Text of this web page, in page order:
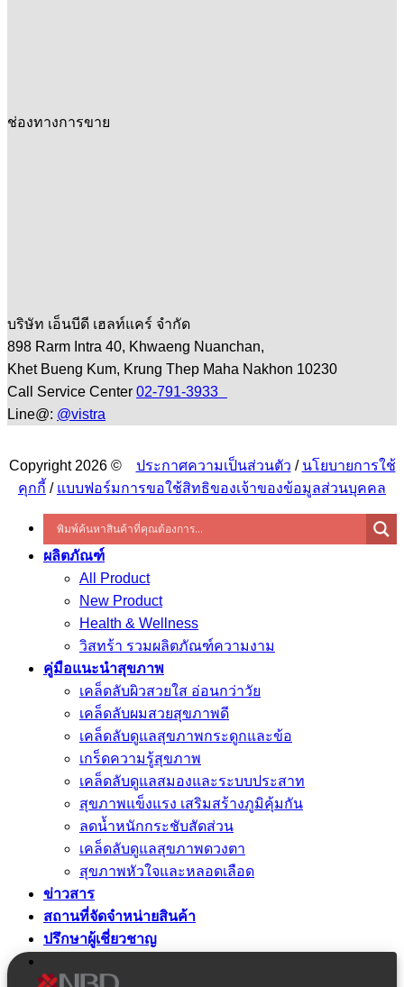
ช่องทางการขาย
บริษัท เอ็นบีดี เฮลท์แคร์ จำกัด
898 Rarm Intra 40, Khwaeng Nuanchan,
Khet Bueng Kum, Krung Thep Maha Nakhon 10230
Call Service Center 02-791-3933
Line@: @vistra
Copyright 2026 © ประกาศความเป็นส่วนตัว / นโยบายการใช้
คุกกี้ / แบบฟอร์มการขอใช้สิทธิของเจ้าของข้อมูลส่วนบุคคล
ผลิตภัณฑ์
All Product
New Product
Health & Wellness
วิสทร้า รวมผลิตภัณฑ์ความงาม
คู่มือแนะนำสุขภาพ
เคล็ดลับผิวสวยใส อ่อนกว่าวัย
เคล็ดลับผมสวยสุขภาพดี
เคล็ดลับดูแลสุขภาพกระดูกและข้อ
เกร็ดความรู้สุขภาพ
เคล็ดลับดูแลสมองและระบบประสาท
สุขภาพแข็งแรง เสริมสร้างภูมิคุ้มกัน
ลดน้ำหนักกระชับสัดส่วน
เคล็ดลับดูแลสุขภาพดวงตา
สุขภาพหัวใจและหลอดเลือด
ข่าวสาร
สถานที่จัดจำหน่ายสินค้า
ปรึกษาผู้เชี่ยวชาญ